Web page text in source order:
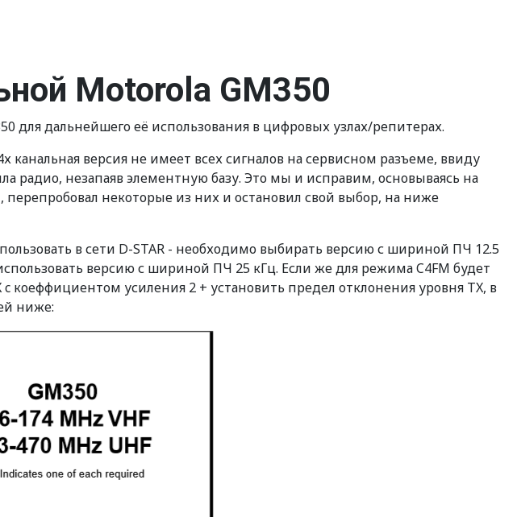
Motorola GM350
для дальнейшего её использования в цифровых узлах/репитерах.
версия не имеет всех сигналов на сервисном разъеме, ввиду
радио, незапаяв элементную базу. Это мы и исправим, основываясь на
некоторые из них и остановил свой выбор, на ниже
в сети D-STAR - необходимо выбирать версию с шириной ПЧ 12.5
версию с шириной ПЧ 25 кГц. Если же для режима C4FM будет
коеффициентом усиления 2 + установить предел отклонения уровня TX, в
ниже: